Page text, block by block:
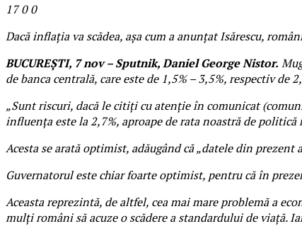
1700
Dacă inflația va scădea, așa cum a anunțat Isărescu,
BUCUREȘTI, 7 nov – Sputnik, Daniel George Nistor.
de banca centrală, care este de 1,5% – 3,5%, respectiv
„Sunt riscuri, dacă le citiţi cu atenţie în comunicat
influenţa este la 2,7%, aproape de rata noastră de
Acesta se arată optimist, adăugând că „datele din
Guvernatorul este chiar foarte optimist, pentru că în
Aceasta reprezintă, de altfel, cea mai mare problemă a
mulți români să acuze o scădere a standardului de viață.